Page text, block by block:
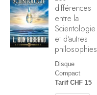
différences
entre la
Scientologie
et d’autres
philosophies
Disque
Compact
Tarif CHF 15